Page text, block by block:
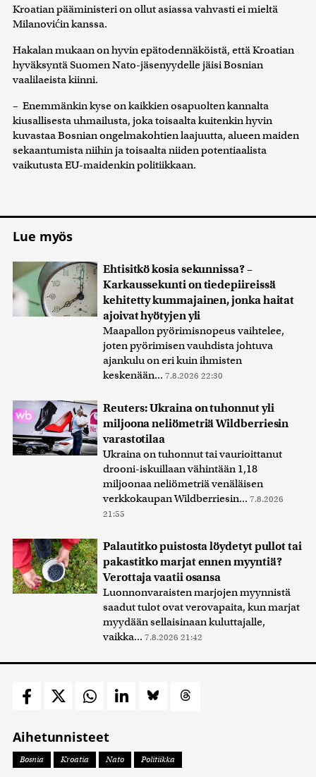
Kroatian pääministeri on ollut asiassa vahvasti ei mieltä
Milanovićin kanssa.
Hakalan mukaan on hyvin epätodennäköistä, että Kroatian
hyväksyntä Suomen Nato-jäsenyydelle jäisi Bosnian
vaalilaeista kiinni.
– Enemmänkin kyse on kaikkien osapuolten kannalta
kiusallisesta uhmailusta, joka toisaalta kuitenkin hyvin
kuvastaa Bosnian ongelmakohtien laajuutta, alueen maiden
sekaantumista niihin ja toisaalta niiden potentiaalista
vaikutusta EU-maidenkin politiikkaan.
Lue myös
Ehtisitkö kosia sekunnissa? –
Karkaussekunti on tiedepiireissä
kehitetty kummajainen, jonka haitat
ajoivat hyötyjen yli
Maapallon pyörimisnopeus vaihtelee,
joten pyörimisen vauhdista johtuva
ajankulu on eri kuin ihmisten
keskenään... 7.8.2026 22:30
Reuters: Ukraina on tuhonnut yli
miljoona neliömetriä Wildberriesin
varastotilaa
Ukraina on tuhonnut tai vaurioittanut
drooni-iskuillaan vähintään 1,18
miljoonaa neliömetriä venäläisen
verkkokaupan Wildberriesin... 7.8.2026
21:55
Palautitko puistosta löydetyt pullot tai
pakastitko marjat ennen myyntiä?
Verottaja vaatii osansa
Luonnonvaraisten marjojen myynnistä
saadut tulot ovat verovapaita, kun marjat
myydään sellaisinaan kuluttajalle,
vaikka... 7.8.2026 21:42
Aihetunnisteet
Bosnia Kroatia Nato Politiikka